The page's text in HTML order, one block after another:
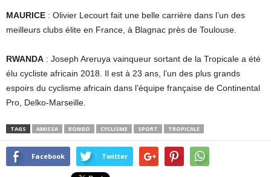
MAURICE : Olivier Lecourt fait une belle carrière dans l’un des
meilleurs clubs élite en France, à Blagnac près de Toulouse.
RWANDA : Joseph Areruya vainqueur sortant de la Tropicale a été
élu cycliste africain 2018. Il est à 23 ans, l’un des plus grands
espoirs du cyclisme africain dans l’équipe française de Continental
Pro, Delko-Marseille.
TAGS AMISSA BONGO CYCLISME SPORT TROPICALE
Facebook Twitter